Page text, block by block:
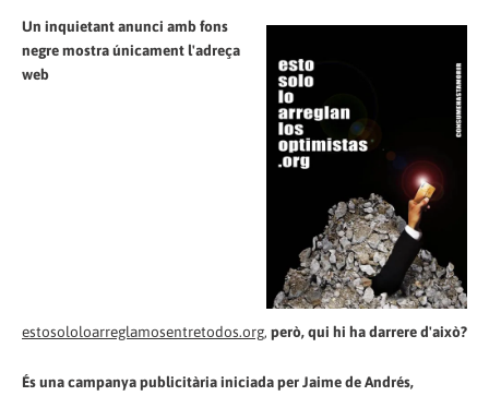
Un inquietant anunci amb fons
negre mostra únicament l'adreça
web
estosololoarreglamosentretodos.org, però, qui hi ha darrere d'això?
És una campanya publicitària iniciada per Jaime de Andrés,